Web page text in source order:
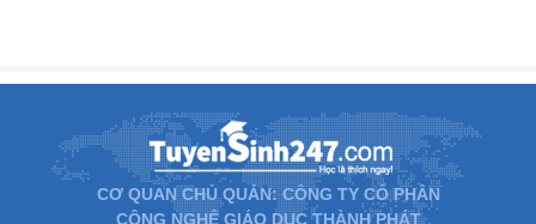
CƠ QUAN CHỦ QUẢN: CÔNG TY CỔ PHẦN
CÔNG NGHỆ GIÁO DỤC THÀNH PHÁT